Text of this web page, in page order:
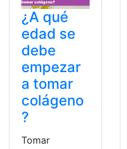
¿A qué
edad se
debe
empezar
a tomar
colágeno
?
Tomar